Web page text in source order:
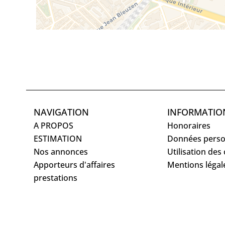
NAVIGATION
A PROPOS
ESTIMATION
Nos annonces
Apporteurs d'affaires
prestations
Honoraires
Données
Utilisation des
Mentions